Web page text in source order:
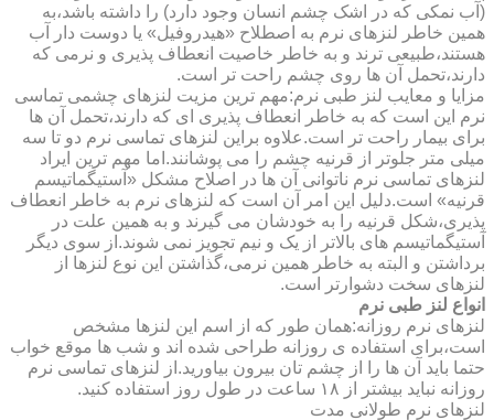
(آب نمکی که در اشک چشم انسان وجود دارد) را داشته باشد،به
همین خاطر لنزهای نرم به اصطلاح «هیدروفیل» یا دوست دار آب
هستند،طبیعی ترند و به خاطر خاصیت انعطاف پذیری و نرمی که
دارند،تحمل آن ها روی چشم راحت تر است.
مزایا و معایب لنز طبی نرم:مهم ترین مزیت لنزهای چشمی تماسی
نرم این است که به خاطر انعطاف پذیری ای که دارند،تحمل آن ها
برای بیمار راحت تر است.علاوه براین لنزهای تماسی نرم دو تا سه
میلی متر جلوتر از قرنیه چشم را می پوشانند.اما مهم ترین ایراد
لنزهای تماسی نرم ناتوانی آن ها در اصلاح مشکل «آستیگماتیسم
قرنیه» است.دلیل این امر آن است که لنزهای نرم به خاطر انعطاف
پذیری،شکل قرنیه را به خودشان می گیرند و به همین علت در
آستیگماتیسم های بالاتر از یک و نیم تجویز نمی شوند.از سوی دیگر
برداشتن و البته به خاطر همین نرمی،گذاشتن این نوع لنزها از
لنزهای سخت دشوارتر است.
انواع لنز طبی نرم
لنزهای نرم روزانه:همان طور که از اسم این لنزها مشخص
است،برای استفاده ی روزانه طراحی شده اند و شب ها موقع خواب
حتما باید آن ها را از چشم تان بیرون بیاورید.از لنزهای تماسی نرم
روزانه نباید بیشتر از ۱۸ ساعت در طول روز استفاده کنید.
لنزهای نرم طولانی مدت